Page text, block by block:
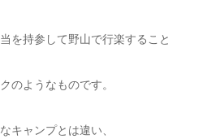
を持参して野山で行楽すること
のようなものです。
キャンプとは違い、